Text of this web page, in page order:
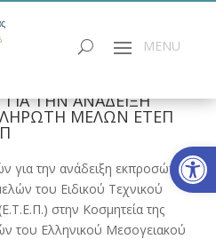
ΤΗΝ ΑΝΑΔΕΙΞΗ
ΜΕΛΩΝ ΕΤΕΠ
για την ανάδειξη εκπροσώπου
του Ειδικού Τεχνικού
στην Κοσμητεία της
του Ελληνικού Μεσογειακού